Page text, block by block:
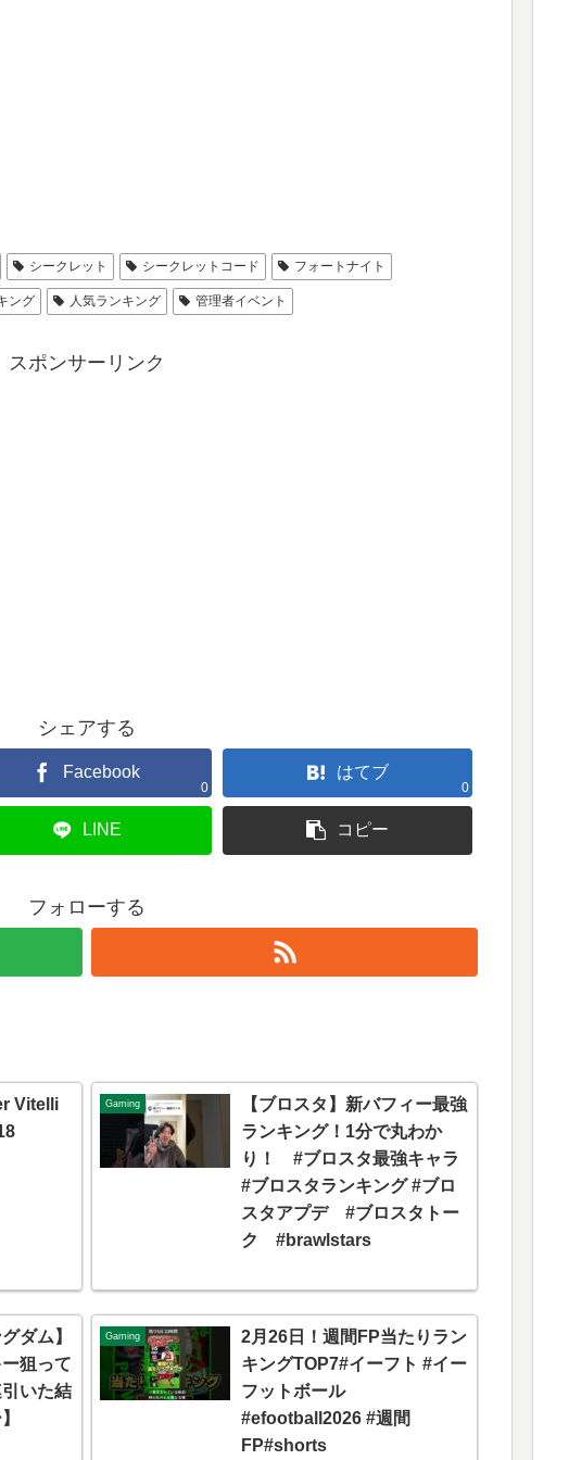
シークレット シークレットコード フォートナイト
ング 人気ランキング 管理者イベント
スポンサーリンク
シェアする
Facebook
0
はてブ
0
LINE コピー
フォローする
Vitelli
Gaming
【ブロスタ】新バフィー最強
ランキング！1分で丸わか
り！ #ブロスタ最強キャラ
#ブロスタランキング #ブロ
スタアプデ #ブロスタトー
ク #brawlstars
ダム】
狙って
いた結
Gaming
2月26日！週間FP当たりラン
キングTOP7#イーフト #イー
フットボール
#efootball2026 #週間
FP#shorts